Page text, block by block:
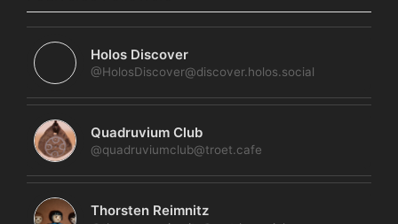
Holos Discover
@HolosDiscover@discover.holos.social
Quadruvium Club
@quadruviumclub@troet.cafe
Thorsten Reimnitz